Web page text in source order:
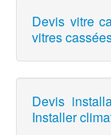
Devis vitre
vitres
Devis
Installer